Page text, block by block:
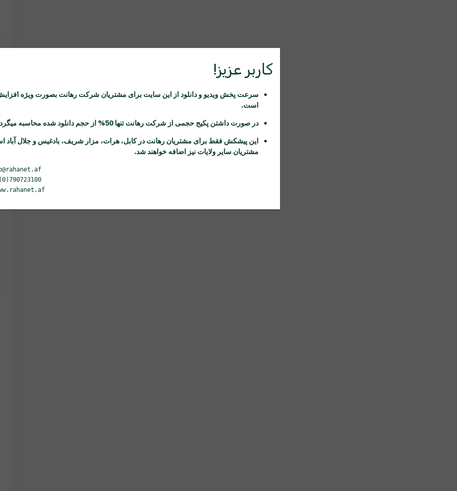
کاربر عزیز!
سرعت پخش ویدیو و دانلود از این سایت برای مشتریان شرکت رهانت بصورت ویژه
است.
در صورت داشتن پکیج حجمی از شرکت رهانت تنها 50% از حجم دانلود شده محاسبه میگردد.
این پیشکش فقط برای مشتریان رهانت در کابل، هرات، مزار شریف، بادغیس و جلال آباد
مشتریان سایر ولایات نیز اضافه خواهند شد.